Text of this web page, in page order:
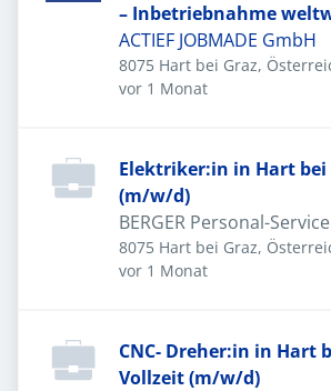
– Inbetriebnahme
ACTIEF JOBMADE GmbH
8075 Hart bei Graz,
Veröffentlicht
vor 1 Monat
Elektriker:in in Hart bei
(m/w/d)
BERGER Personal-
8075 Hart bei Graz,
Veröffentlicht
vor 1 Monat
CNC- Dreher:in in Hart
Vollzeit (m/w/d)